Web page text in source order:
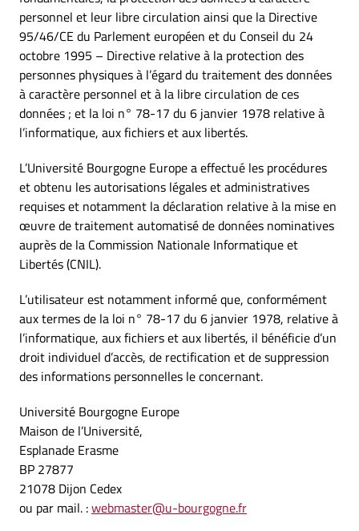
personnel et leur libre circulation ainsi que la Directive
95/46/CE du Parlement européen et du Conseil du 24
octobre 1995 – Directive relative à la protection des
personnes physiques à l’égard du traitement des données
à caractère personnel et à la libre circulation de ces
données ; et la loi n° 78-17 du 6 janvier 1978 relative à
l’informatique, aux fichiers et aux libertés.
L’Université Bourgogne Europe a effectué les procédures
et obtenu les autorisations légales et administratives
requises et notamment la déclaration relative à la mise en
œuvre de traitement automatisé de données nominatives
auprès de la Commission Nationale Informatique et
Libertés (CNIL).
L’utilisateur est notamment informé que, conformément
aux termes de la loi n° 78-17 du 6 janvier 1978, relative à
l’informatique, aux fichiers et aux libertés, il bénéficie d’un
droit individuel d’accès, de rectification et de suppression
des informations personnelles le concernant.
Université Bourgogne Europe
Maison de l’Université,
Esplanade Erasme
BP 27877
21078 Dijon Cedex
ou par mail. :webmaster@u-bourgogne.fr